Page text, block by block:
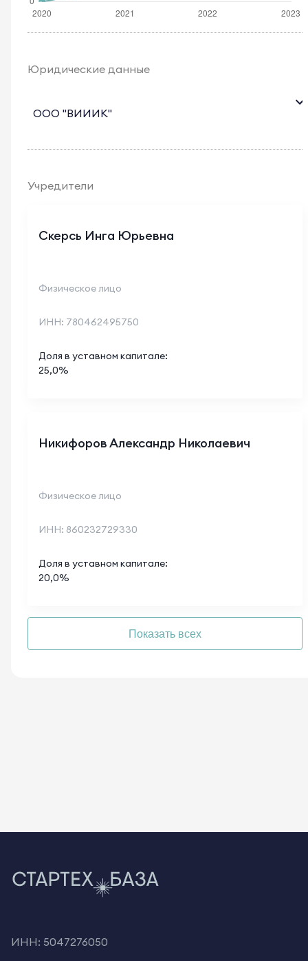
Юридические данные
ООО "ВИИИК"
Учредители
Скерсь Инга Юрьевна
Физическое лицо
ИНН: 780462495750
Доля в уставном капитале:
25,0%
Никифоров Александр Николаевич
Физическое лицо
ИНН: 860232729330
Доля в уставном капитале:
20,0%
Показать всех
ИНН: 5047276050